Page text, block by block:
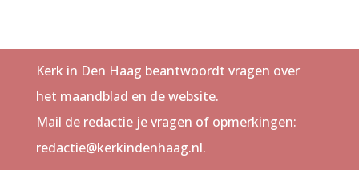
Kerk in Den Haag beantwoordt vragen over
het maandblad en de website.
Mail de redactie je vragen of opmerkingen:
redactie@kerkindenhaag.nl.